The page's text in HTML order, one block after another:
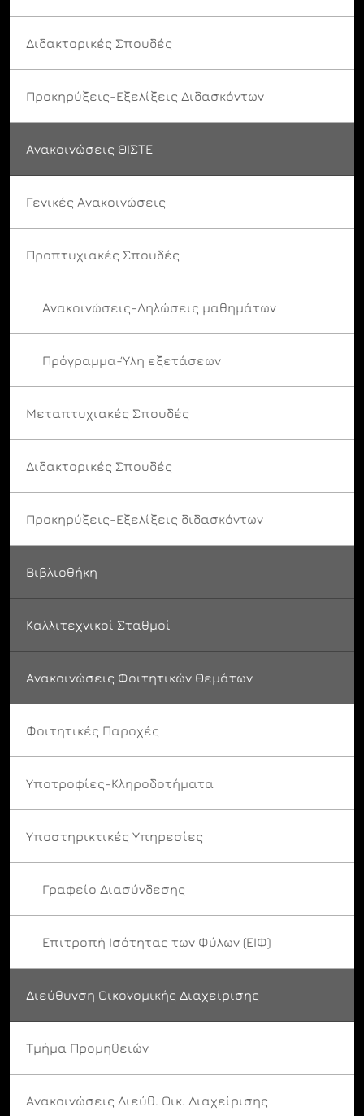
Διδακτορικές Σπουδές
Προκηρύξεις-Εξελίξεις Διδασκόντων
Ανακοινώσεις ΘΙΣΤΕ
Γενικές Ανακοινώσεις
Προπτυχιακές Σπουδές
Ανακοινώσεις-Δηλώσεις μαθημάτων
Πρόγραμμα-Ύλη εξετάσεων
Μεταπτυχιακές Σπουδές
Διδακτορικές Σπουδές
Προκηρύξεις-Εξελίξεις διδασκόντων
Βιβλιοθήκη
Καλλιτεχνικοί Σταθμοί
Ανακοινώσεις Φοιτητικών Θεμάτων
Φοιτητικές Παροχές
Υποτροφίες-Κληροδοτήματα
Υποστηρικτικές Υπηρεσίες
Γραφείο Διασύνδεσης
Επιτροπή Ισότητας των Φύλων (ΕΙΦ)
Διεύθυνση Οικονομικής Διαχείρισης
Τμήμα Προμηθειών
Ανακοινώσεις Διεύθ. Οικ. Διαχείρισης